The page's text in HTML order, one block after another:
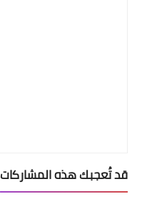
قد تُعجبك هذه المشاركات